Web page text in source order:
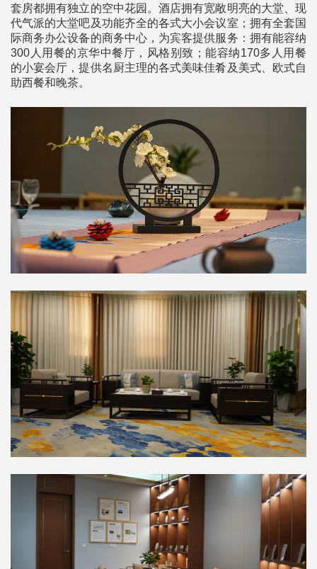
套房都拥有独立的空中花园。酒店拥有宽敞明亮的大堂、现
代气派的大堂吧及功能齐全的各式大小会议室；拥有全套国
际商务办公设备的商务中心，为宾客提供服务：拥有能容纳
300人用餐的京华中餐厅，风格别致；能容纳170多人用餐
的小宴会厅，提供名厨主理的各式美味佳肴及美式、欧式自
助西餐和晚茶。